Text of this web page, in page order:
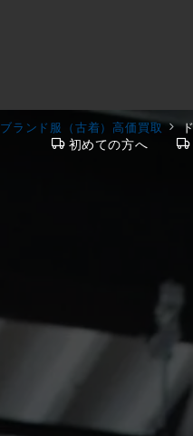
初めての方へ
ブランド服（古着）高価買取